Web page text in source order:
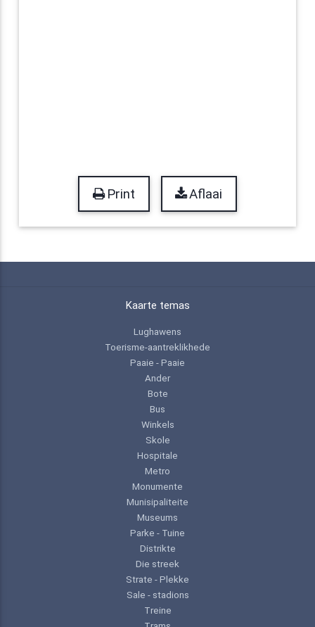
Print Aflaai
Kaarte temas
Lughawens
Toerisme-aantreklikhede
Paaie - Paaie
Ander
Bote
Bus
Winkels
Skole
Hospitale
Metro
Monumente
Munisipaliteite
Museums
Parke - Tuine
Distrikte
Die streek
Strate - Plekke
Sale - stadions
Treine